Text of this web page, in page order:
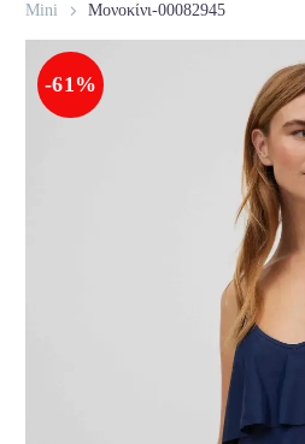
Mini
Μονοκίνι-00082945
-61%